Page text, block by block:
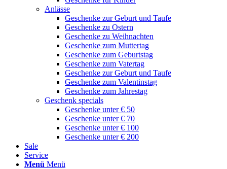
Anlässe
Geschenke zur Geburt und Taufe
Geschenke zu Ostern
Geschenke zu Weihnachten
Geschenke zum Muttertag
Geschenke zum Geburtstag
Geschenke zum Vatertag
Geschenke zur Geburt und Taufe
Geschenke zum Valentinstag
Geschenke zum Jahrestag
Geschenk specials
Geschenke unter € 50
Geschenke unter € 70
Geschenke unter € 100
Geschenke unter € 200
Sale
Service
Menü Menü